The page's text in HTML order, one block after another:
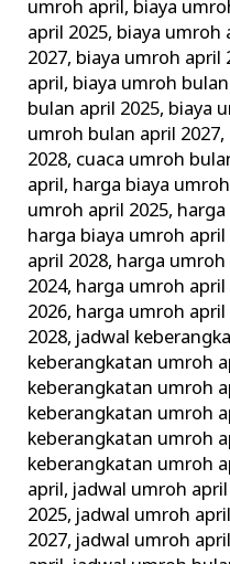
umroh april, biaya
april 2025, biaya umroh
2027, biaya umroh april
april, biaya umroh
bulan april 2025, biaya
umroh bulan april 2027,
2028, cuaca umroh
april, harga biaya
umroh april 2025,
harga biaya umroh april
april 2028, harga umroh
2024, harga umroh april
2026, harga umroh april
2028, jadwal
keberangkatan umroh
keberangkatan umroh
keberangkatan umroh
keberangkatan umroh
keberangkatan umroh
april, jadwal umroh
2025, jadwal umroh
2027, jadwal umroh